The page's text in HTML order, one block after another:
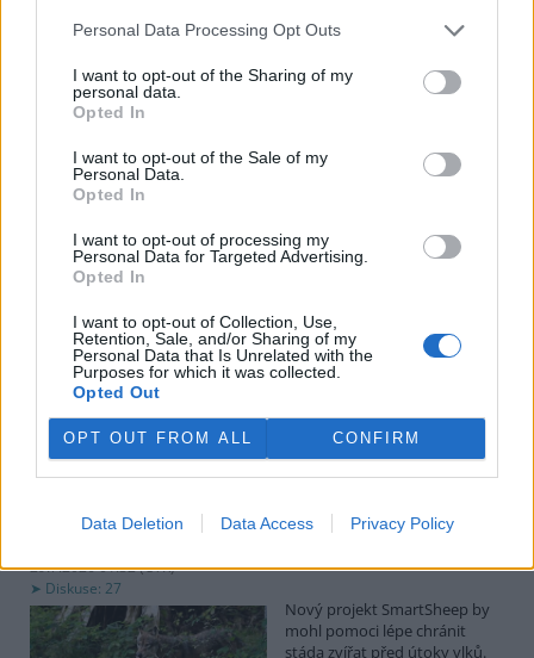
Personal Data Processing Opt Outs
I want to opt-out of the Sharing of my
personal data.
Opted In
I want to opt-out of the Sale of my
Personal Data.
Opted In
I want to opt-out of processing my
Personal Data for Targeted Advertising.
Opted In
I want to opt-out of Collection, Use,
Retention, Sale, and/or Sharing of my
Personal Data that Is Unrelated with the
Purposes for which it was collected.
Opted Out
OPT OUT FROM ALL CONFIRM
Data Deletion Data Access Privacy Policy
nákladní auta do 3,5 tuny, byl růst větší než průměr EU. V analýze
Evropského sdružení výrobců automobilů.
nevyloučily krátkodobé zdražení
29.7.2026 10:20 (
E-shopy očekávají vyšší
náklady na nové obaly,
které má omezit množství
obalového a odpadového materiálu. ČTK to řekli zástupci e-
commerce. Krátkodobě by se náklady podle nich mohly
promítnout do cen zboží nebo do poplatků za balné, zvýšit by se
mohla administrativní zátěž pro e-shopy. Z dlouhodobého hlediska
však investice do nových obalů a technologií může náklady na
přepravu snížit. Evropský předpis začne platit 12. srpna.
Nový projekt, na kterém se podílí ČZU, má pomoci
chránit stáda před útoky vlků
29.7.2026 01:32 (ČTK)
Diskuse: 27
Nový projekt SmartSheep by
mohl pomoci lépe chránit
stáda zvířat před útoky vlků.